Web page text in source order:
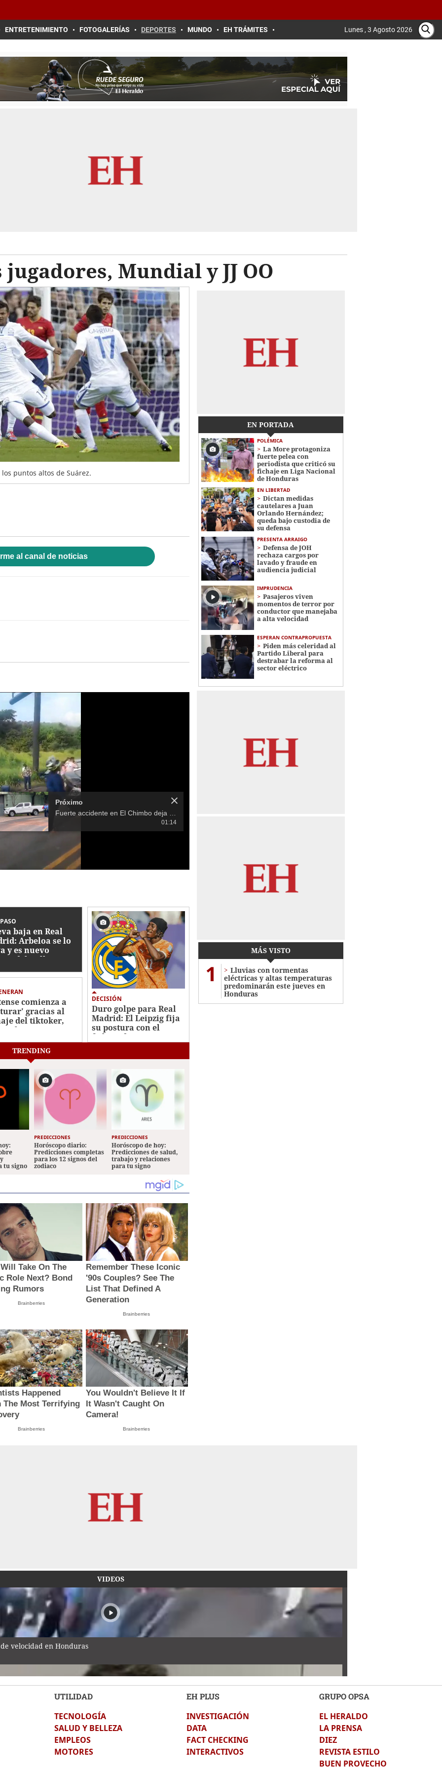
ENTRETENIMIENTO FOTOGALERÍAS DEPORTES MUNDO EH TRÁMITES Lunes , 3 Agosto 2026
Mundial y JJ OO
puntos altos de Suárez.
al canal de noticias
Próximo
01:14
baja en Real
Arbeloa se lo
y es nuevo
del Fulham
comienza a
gracias al
del tiktoker,
Flow
DECISIÓN
Duro golpe para Real
Madrid: El Leipzig fija
su postura con el
fichaje de Yan
EN PORTADA
POLÉMICA
La More protagoniza
fuerte pelea con
periodista que criticó su
fichaje en Liga Nacional
de Honduras
EN LIBERTAD
Dictan medidas
cautelares a Juan
Orlando Hernández;
queda bajo custodia de
su defensa
PRESENTA ARRAIGO
Defensa de JOH
rechaza cargos por
lavado y fraude en
audiencia judicial
IMPRUDENCIA
Pasajeros viven
momentos de terror por
conductor que manejaba
a alta velocidad
ESPERAN CONTRAPROPUESTA
Piden más celeridad al
Partido Liberal para
destrabar la reforma al
sector eléctrico
MÁS VISTO
1
Lluvias con tormentas
eléctricas y altas temperaturas
predominarán este jueves en
Honduras
TRENDING
tu signo
PREDICCIONES
Horóscopo diario:
Predicciones completas
para los 12 signos del
zodiaco
PREDICCIONES
Horóscopo de hoy:
Predicciones de salud,
trabajo y relaciones
para tu signo
Take On The
Role Next? Bond
Rumors
Brainberries
Remember These Iconic
'90s Couples? See The
List That Defined A
Generation
Brainberries
Happened
The Most Terrifying
Brainberries
You Wouldn't Believe It If
It Wasn't Caught On
Camera!
Brainberries
VIDEOS
velocidad en Honduras
UTILIDAD
TECNOLOGÍA
SALUD Y BELLEZA
EMPLEOS
MOTORES
EH PLUS
INVESTIGACIÓN
DATA
FACT CHECKING
INTERACTIVOS
GRUPO OPSA
EL HERALDO
LA PRENSA
DIEZ
REVISTA ESTILO
BUEN PROVECHO